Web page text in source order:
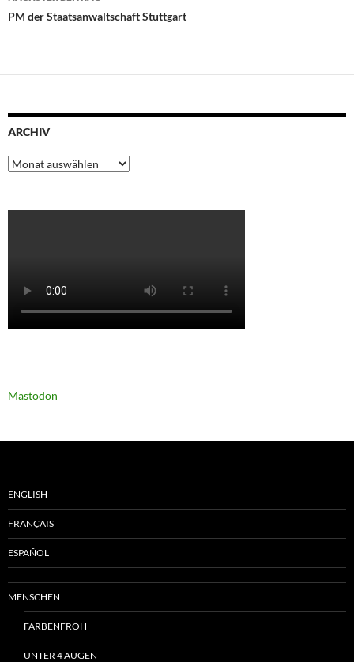
PM der Staatsanwaltschaft Stuttgart
ARCHIV
Archiv
Mastodon
ENGLISH
FRANÇAIS
ESPAÑOL
MENSCHEN
FARBENFROH
UNTER 4 AUGEN